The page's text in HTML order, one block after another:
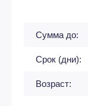
Сумма до:
Срок (дни):
Возраст: